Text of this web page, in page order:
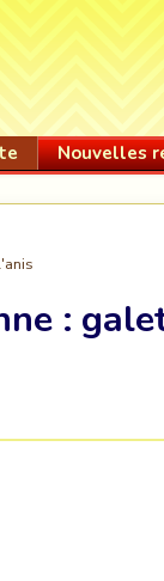
Nouvelles
: